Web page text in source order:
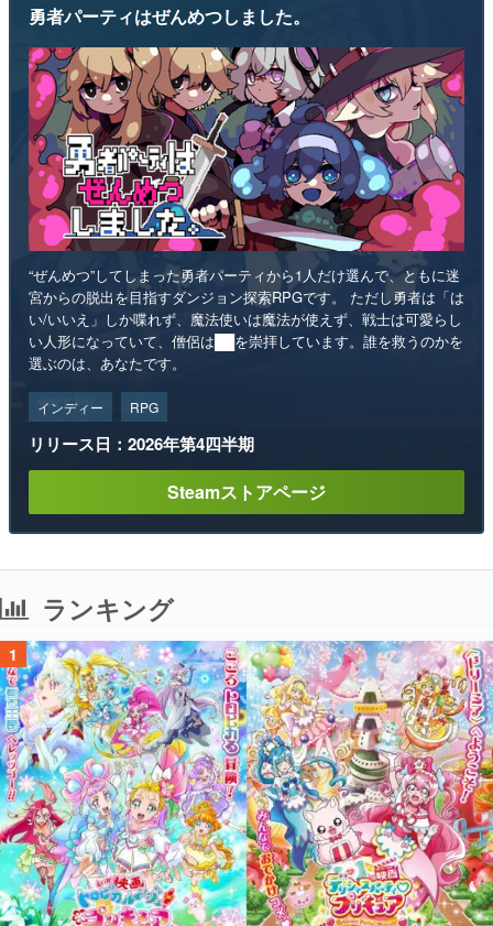
勇者パーティはぜんめつしました。
“ぜんめつ”してしまった勇者パーティから1人だけ選んで、ともに迷
宮からの脱出を目指すダンジョン探索RPGです。 ただし勇者は「は
い/いいえ」しか喋れず、魔法使いは魔法が使えず、戦士は可愛らし
い人形になっていて、僧侶は██を崇拝しています。誰を救うのかを
選ぶのは、あなたです。
インディー RPG
リリース日：2026年第4四半期
Steamストアページ
ランキング
1